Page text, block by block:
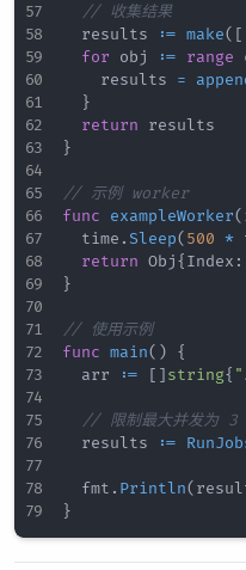
// 收集结果
	results
:= make( [
for obj := range
		results
=
}
return
}
// 示例 worker
func
exampleWorker(
	time
. Sleep( 500 *
return Obj{ Index :
}
// 使用示例
func main( )
{
	arr
:= [ ] string{
// 限制最大并发为 3
	results
:=
	fmt
. Println(
}